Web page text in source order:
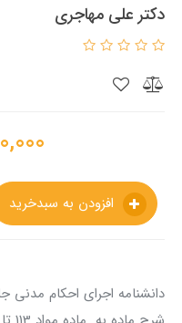
دکتر علی مهاجری
دانشنامه اجرای احکام